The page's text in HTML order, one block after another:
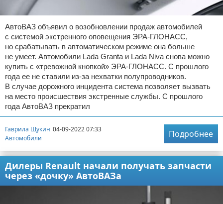
АвтоВАЗ объявил о возобновлении продаж автомобилей
с системой экстренного оповещения ЭРА-ГЛОНАСС,
но срабатывать в автоматическом режиме она больше
не умеет. Автомобили Lada Granta и Lada Niva снова можно
купить с «тревожной кнопкой» ЭРА-ГЛОНАСС. С прошлого
года ее не ставили из-за нехватки полупроводников.
В случае дорожного инцидента система позволяет вызвать
на место происшествия экстренные службы. С прошлого
года АвтоВАЗ прекратил
Гаврила Щукин 04-09-2022 07:33
Автомобили
Подробнее
Дилеры Renault начали получать запчасти
через «дочку» АвтоВАЗа